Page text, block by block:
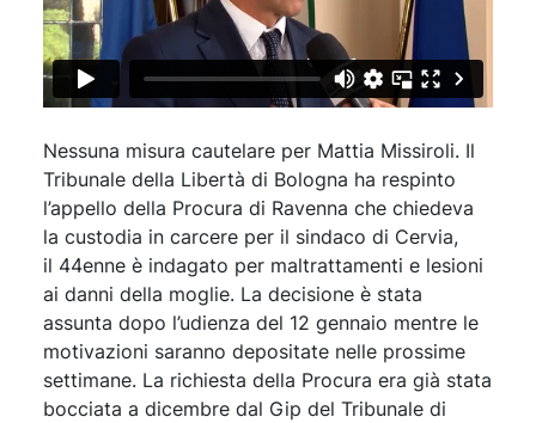
Nessuna misura cautelare per Mattia Missiroli. Il
Tribunale della Libertà di Bologna ha respinto
l’appello della Procura di Ravenna che chiedeva
la custodia in carcere per il sindaco di Cervia,
il 44enne è indagato per maltrattamenti e lesioni
ai danni della moglie. La decisione è stata
assunta dopo l’udienza del 12 gennaio mentre le
motivazioni saranno depositate nelle prossime
settimane. La richiesta della Procura era già stata
bocciata a dicembre dal Gip del Tribunale di